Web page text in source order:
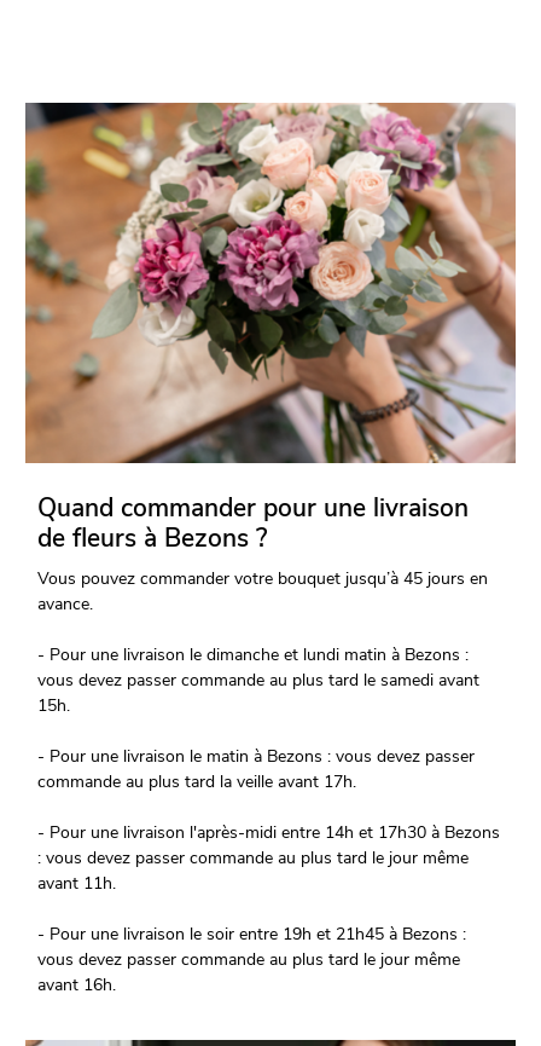
Quand commander pour une livraison
de fleurs à Bezons ?
Vous pouvez commander votre bouquet jusqu’à 45 jours en
avance.
- Pour une livraison le dimanche et lundi matin à Bezons :
vous devez passer commande au plus tard le samedi avant
15h.
- Pour une livraison le matin à Bezons : vous devez passer
commande au plus tard la veille avant 17h.
- Pour une livraison l'après-midi entre 14h et 17h30 à Bezons
: vous devez passer commande au plus tard le jour même
avant 11h.
- Pour une livraison le soir entre 19h et 21h45 à Bezons :
vous devez passer commande au plus tard le jour même
avant 16h.